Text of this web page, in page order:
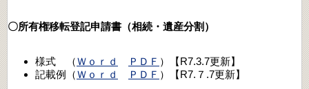
〇所有権移転登記申請書（相続・遺産分割）
様式 （Ｗｏｒｄ ＰＤＦ ）【R7.3.7更新】
記載例（Ｗｏｒｄ ＰＤＦ ）【R7.７.7更新】